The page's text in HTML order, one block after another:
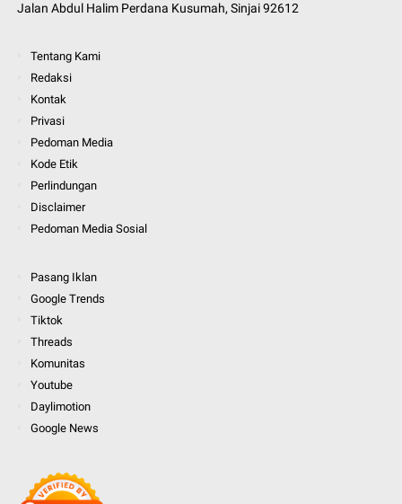
Jalan Abdul Halim Perdana Kusumah, Sinjai 92612
Tentang Kami
Redaksi
Kontak
Privasi
Pedoman Media
Kode Etik
Perlindungan
Disclaimer
Pedoman Media Sosial
Pasang Iklan
Google Trends
Tiktok
Threads
Komunitas
Youtube
Daylimotion
Google News